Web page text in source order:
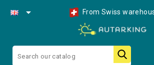
From Swiss
